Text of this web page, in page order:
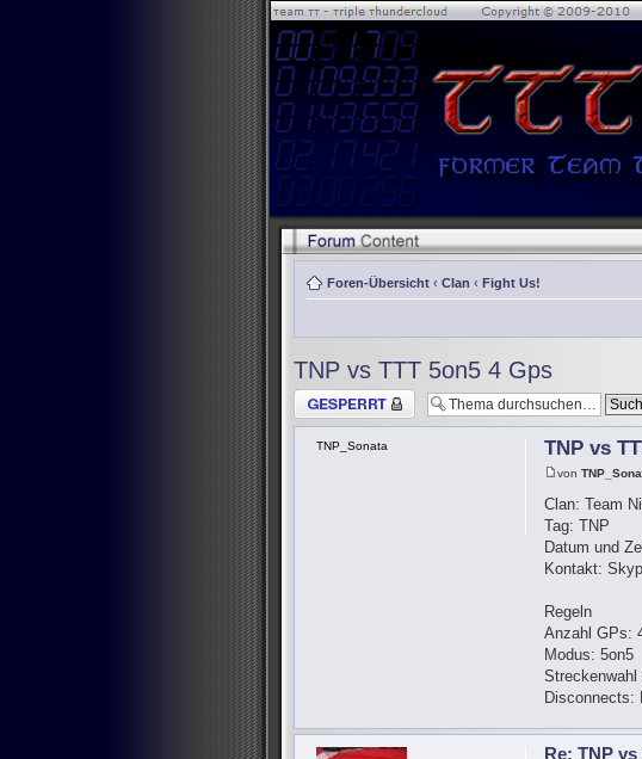
Foren-Übersicht ‹ Clan ‹ Fight Us!
TNP vs TTT 5on5 4 Gps
Thema gesperrt
TNP vs
von
Clan: Team
Tag: TNP
Datum und
Kontakt:
Regeln
Anzahl GPs:
Modus: 5on5
Disconnects:
TNP_Sonata
Re: TNP